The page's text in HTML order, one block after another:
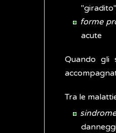
forme
acute
Quando gli
Tra le